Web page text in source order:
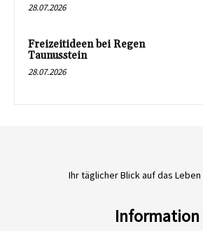
28.07.2026
Freizeitideen bei Regen
Taunusstein
28.07.2026
Ihr täglicher Blick auf das Leben
Information